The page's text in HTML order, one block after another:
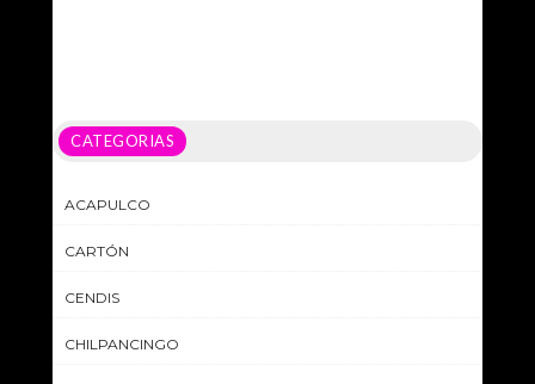
CATEGORIAS
ACAPULCO
CARTÓN
CENDIS
CHILPANCINGO